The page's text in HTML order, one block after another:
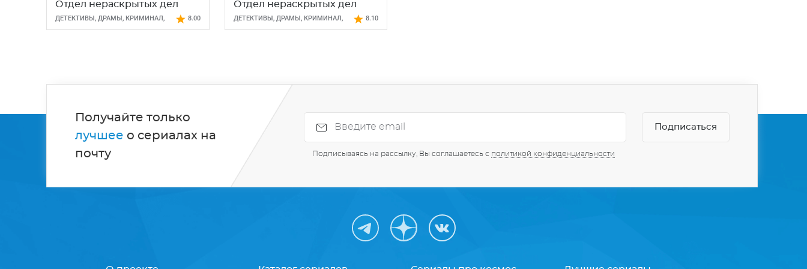
Отдел нераскрытых дел
ДЕТЕКТИВЫ, ДРАМЫ, КРИМИНАЛ,
ТРИЛЛЕРЫ
8.00
Отдел нераскрытых дел
ДЕТЕКТИВЫ, ДРАМЫ, КРИМИНАЛ,
ТРИЛЛЕРЫ
8.10
Получайте только
лучшее о сериалах на
почту
Подписываясь на рассылку, Вы соглашаетесь с политикой конфиденциальности